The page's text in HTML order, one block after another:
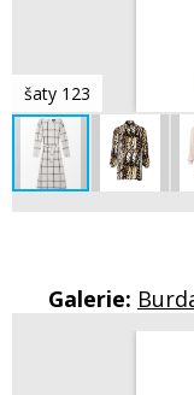
šaty 123
Galerie: